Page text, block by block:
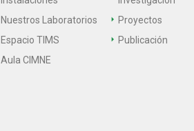
Nuestros Laboratorios
Espacio TIMS
Aula CIMNE
Proyectos
Publicación